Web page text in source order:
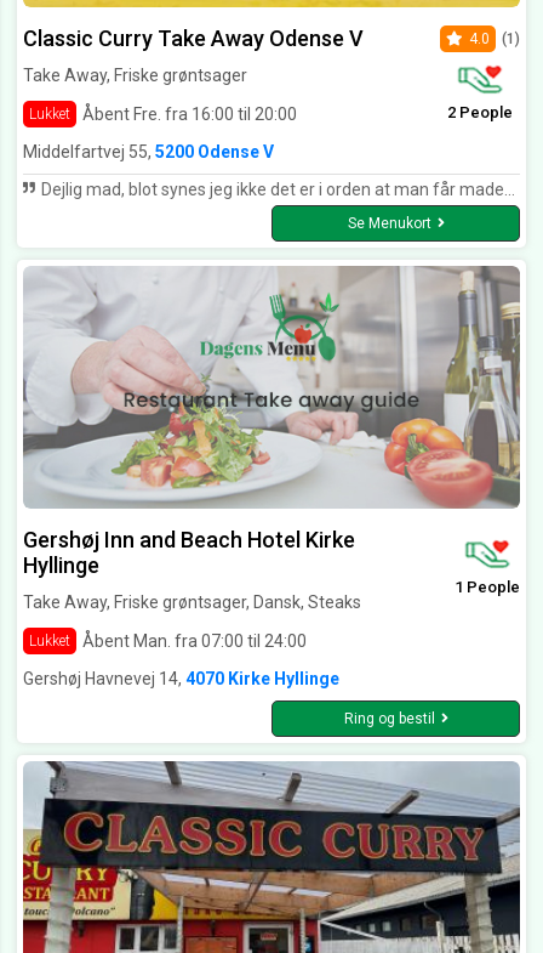
Classic Curry Take Away Odense V
Take Away, Friske grøntsager
Lukket Åbent Fre. fra 16:00 til 20:00
4.0 (1)
2 People
Middelfartvej 55, 5200 Odense V
Dejlig mad, blot synes jeg ikke det er i orden at man får maden stoppet i poser a 12.-kr stykket uden at blive orienteret om dette. Vi havde selv pose med men det blev ignoreret.
Se Menukort
Gershøj Inn and Beach Hotel Kirke
Hyllinge
Take Away, Friske grøntsager, Dansk, Steaks
Lukket Åbent Man. fra 07:00 til 24:00
1 People
Gershøj Havnevej 14, 4070 Kirke Hyllinge
Ring og bestil